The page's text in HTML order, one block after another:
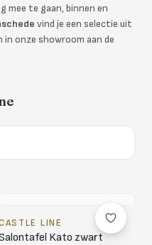
mee te gaan, binnen en
vind je een selectie uit
onze showroom aan de
LINE
Kato zwart